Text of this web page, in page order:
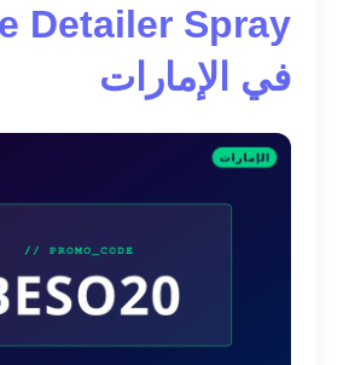
Detailer Spray
في الإمارات